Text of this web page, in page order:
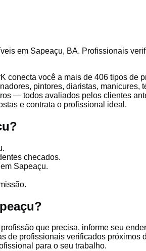
em Sapeaçu, BA. Profissionais
conecta você a mais de 406 tipos de
pintores, diaristas, manicures,
— todos avaliados pelos clientes
e contrata o profissional ideal.
checados.
Sapeaçu.
que precisa, informe seu
de profissionais verificados próximos
para o seu trabalho.